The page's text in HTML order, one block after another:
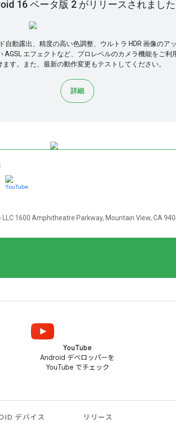
YouTube
Android デベロッパーを
YouTube でチェック
デバイス リリース